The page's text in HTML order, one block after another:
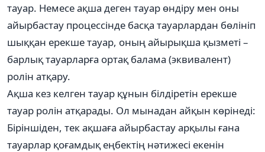
тауар. Немесе ақша деген тауар өндіру мен оны
айырбастау процессінде басқа тауарлардан бөлініп
шыққан ерекше тауар, оның айырықша қызметі –
барлық тауарларға ортақ балама (эквивалент)
ролін атқару.
Ақша кез келген тауар құнын білдіретін ерекше
тауар ролін атқарады. Ол мынадан айқын көрінеді:
Біріншіден, тек ақшаға айырбастау арқылы ғана
тауарлар қоғамдық еңбектің нәтижесі екенін